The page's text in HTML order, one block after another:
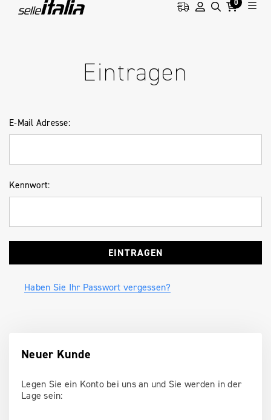
0
Eintragen
E-Mail Adresse:
Kennwort:
Haben Sie Ihr Passwort vergessen?
Neuer Kunde
Legen Sie ein Konto bei uns an und Sie werden in der
Lage sein: